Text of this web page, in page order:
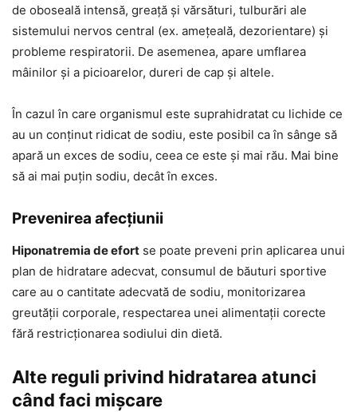
de oboseală intensă, greață și vărsături, tulburări ale
sistemului nervos central (ex. amețeală, dezorientare) și
probleme respiratorii. De asemenea, apare umflarea
mâinilor și a picioarelor, dureri de cap și altele.
În cazul în care organismul este suprahidratat cu lichide ce
au un conținut ridicat de sodiu, este posibil ca în sânge să
apară un exces de sodiu, ceea ce este și mai rău. Mai bine
să ai mai puțin sodiu, decât în exces.
Prevenirea afecțiunii
Hiponatremia de efort se poate preveni prin aplicarea unui
plan de hidratare adecvat, consumul de băuturi sportive
care au o cantitate adecvată de sodiu, monitorizarea
greutății corporale, respectarea unei alimentații corecte
fără restricționarea sodiului din dietă.
Alte reguli privind hidratarea atunci
când faci mișcare